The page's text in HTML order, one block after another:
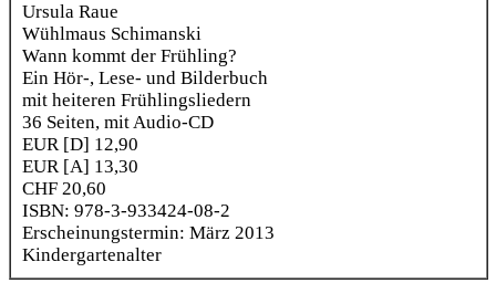
Ursula Raue
Wühlmaus Schimanski
Wann kommt der Frühling?
Ein Hör-, Lese- und Bilderbuch
mit heiteren Frühlingsliedern
36 Seiten, mit Audio-CD
EUR [D] 12,90
EUR [A] 13,30
CHF 20,60
ISBN: 978-3-933424-08-2
Erscheinungstermin: März 2013
Kindergartenalter